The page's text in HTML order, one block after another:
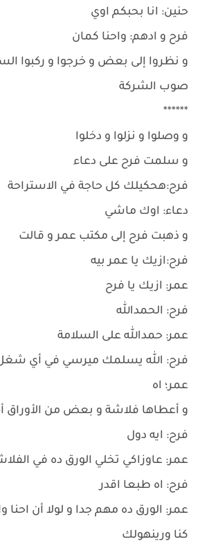
حنين: انا بحبكم اوي
فرح و ادهم: واحنا كمان
و نظروا إلى بعض و خرجوا و ركبوا
صوب الشركة
******
و وصلوا و نزلوا و دخلوا
و سلمت فرح على دعاء
فرح:هحكيلك كل حاجة في الاستراحة
دعاء: اوك ماشي
و ذهبت فرح إلى مكتب عمر و قالت
فرح:ازيك يا عمر بيه
عمر: ازيك يا فرح
فرح: الحمدالله
عمر: حمدالله على السلامة
فرح: الله يسلمك ميرسي في أي شغل
عمر؛ اه
و أعطاها فلاشة و بعض من الأوراق
فرح: ايه دول
عمر: عاوزاكي تخلي الورق ده في
فرح: اه طبعا اقدر
عمر: الورق ده مهم جدا و لولا أن
كنا ورينهولك